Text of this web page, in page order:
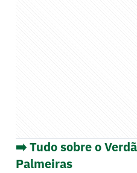
➡️ Tudo sobre o
Palmeiras